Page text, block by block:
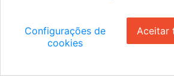
Configurações de
cookies
Aceitar